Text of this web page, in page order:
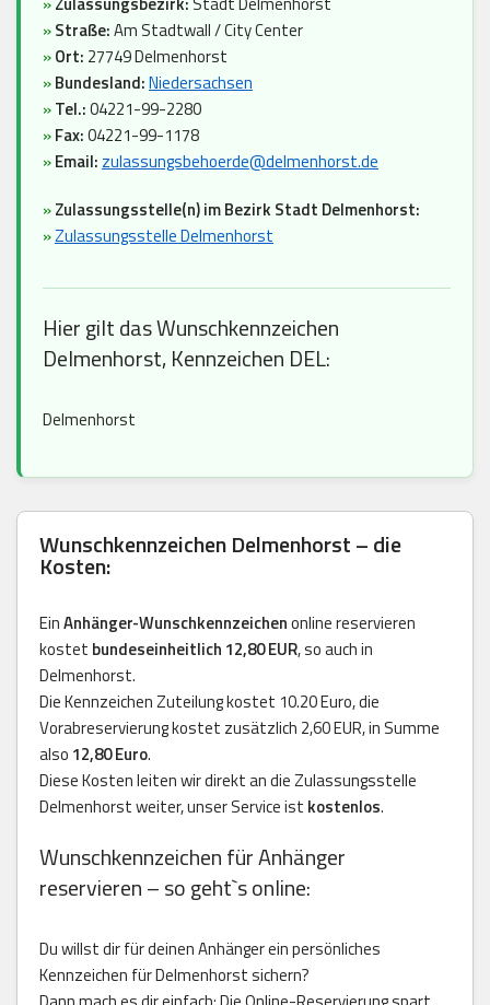
»Straße:Am Stadtwall / City Center
»Ort: 27749 Delmenhorst
»Bundesland:Niedersachsen
»Tel.:04221-99-2280
»Fax:04221-99-1178
»Email: zulassungsbehoerde@delmenhorst.de
»Zulassungsstelle(n) im Bezirk Stadt Delmenhorst:
»Zulassungsstelle Delmenhorst
Hier gilt das Wunschkennzeichen
Delmenhorst, Kennzeichen DEL:
Delmenhorst
Wunschkennzeichen Delmenhorst – die
Kosten:
EinAnhänger-Wunschkennzeichenonline reservieren
kostet bundeseinheitlich 12,80 EUR, so auch in
Delmenhorst.
Die Kennzeichen Zuteilung kostet 10.20 Euro, die
Vorabreservierung kostet zusätzlich 2,60 EUR, in Summe
also 12,80 Euro.
Diese Kosten leiten wir direkt an die Zulassungsstelle
Delmenhorst weiter, unser Service ist kostenlos.
Wunschkennzeichen für Anhänger
reservieren – so geht`s online:
Du willst dir für deinen Anhänger ein persönliches
Kennzeichen für Delmenhorst sichern?